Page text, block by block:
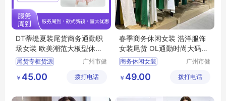
DT蒂缇夏装尾货商务通勤职
场女装 欧美潮范大板型休闲
风
尾货专柜货源
商务通勤职场女装
广州市健
限公司
￥ 45.00 拨打电话
春季商务休闲女装 浩洋服饰
女装尾货 OL通勤时尚大码女
装货源供应
商务休闲女装
广州市健
限公司
￥ 49.00 拨打电话